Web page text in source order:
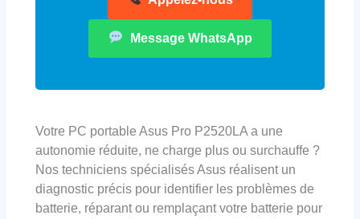
Message WhatsApp
Votre PC portable Asus Pro P2520LA a une
autonomie réduite, ne charge plus ou surchauffe ?
Nos techniciens spécialisés Asus réalisent un
diagnostic précis pour identifier les problèmes de
batterie, réparant ou remplaçant votre batterie pour